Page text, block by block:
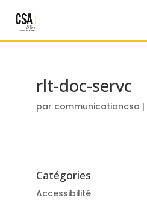
rlt-doc-servc
par communicationcsa |
Catégories
Accessibilité